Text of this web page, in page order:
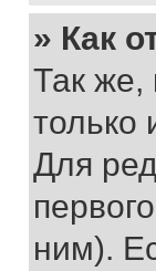
» Как
Так же,
только
Для
ним).